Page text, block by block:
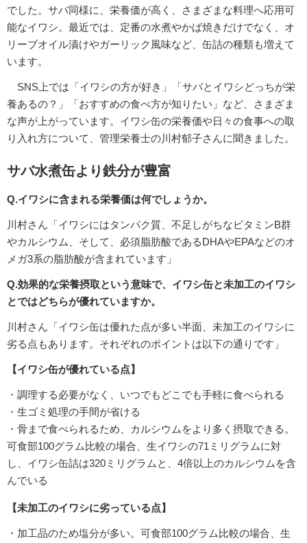
でした。サバ同様に、栄養価が高く、さまざまな料理へ応用可
能なイワシ。最近では、定番の水煮やかば焼きだけでなく、オ
リーブオイル漬けやガーリック風味など、缶詰の種類も増えて
います。
SNS上では「イワシの方が好き」「サバとイワシどっちが栄
養あるの？」「おすすめの食べ方が知りたい」など、さまざま
な声が上がっています。イワシ缶の栄養価や日々の食事への取
り入れ方について、管理栄養士の川村郁子さんに聞きました。
サバ水煮缶より鉄分が豊富
Q.イワシに含まれる栄養価は何でしょうか。
川村さん「イワシにはタンパク質、不足しがちなビタミンB群
やカルシウム、そして、必須脂肪酸であるDHAやEPAなどのオ
メガ3系の脂肪酸が含まれています」
Q.効果的な栄養摂取という意味で、イワシ缶と未加工のイワシ
とではどちらが優れていますか。
川村さん「イワシ缶は優れた点が多い半面、未加工のイワシに
劣る点もあります。それぞれのポイントは以下の通りです」
【イワシ缶が優れている点】
・調理する必要がなく、いつでもどこでも手軽に食べられる
・生ゴミ処理の手間が省ける
・骨まで食べられるため、カルシウムをより多く摂取できる。
可食部100グラム比較の場合、生イワシの71ミリグラムに対
し、イワシ缶詰は320ミリグラムと、4倍以上のカルシウムを含
んでいる
【未加工のイワシに劣っている点】
・加工品のため塩分が多い。可食部100グラム比較の場合、生